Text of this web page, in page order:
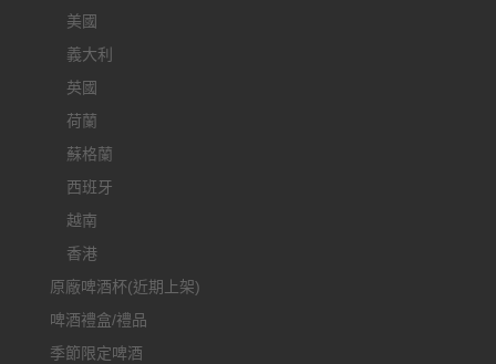
美國
義大利
英國
荷蘭
蘇格蘭
西班牙
越南
香港
原廠啤酒杯(近期上架)
啤酒禮盒/禮品
季節限定啤酒